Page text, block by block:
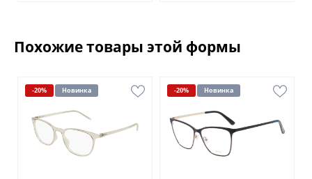
Похожие товары этой формы
-20% Новинка -20% Новинка